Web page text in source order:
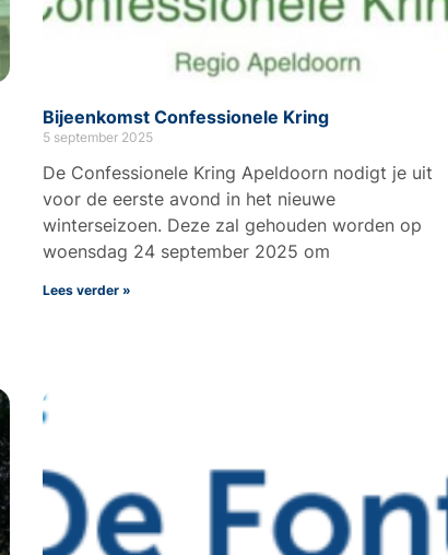
Bijeenkomst Confessionele Kring
5 september 2025
De Confessionele Kring Apeldoorn nodigt je uit
voor de eerste avond in het nieuwe
winterseizoen. Deze zal gehouden worden op
woensdag 24 september 2025 om
Lees verder »